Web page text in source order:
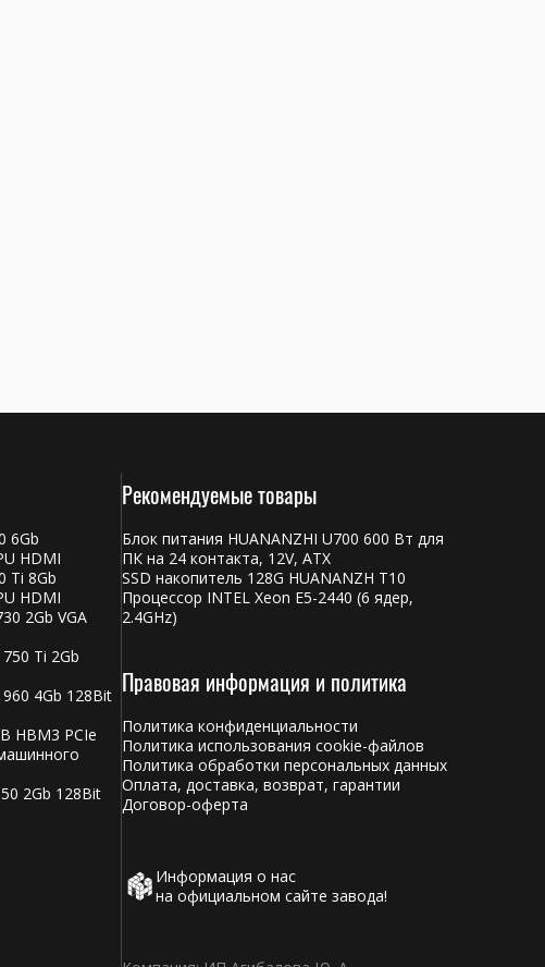
6Gb
HDMI
Ti 8Gb
HDMI
2Gb VGA
Ti 2Gb
4Gb 128Bit
HBM3 PCIe
2Gb 128Bit
Рекомендуемые товары
Блок питания HUANANZHI U700 600 Вт для
ПК на 24 контакта, 12V, ATX
SSD накопитель 128G HUANANZH T10
Процессор INTEL Xeon E5-2440 (6 ядер,
2.4GHz)
Правовая информация и политика
Политика конфиденциальности
Политика использования cookie-файлов
Политика обработки персональных данных
Оплата, доставка, возврат, гарантии
Договор-оферта
Информация о нас
на официальном сайте завода!